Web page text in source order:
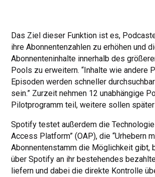
Das Ziel dieser Funktion ist es,
ihre Abonnentenzahlen zu erhöhen und
Abonnenteninhalte innerhalb des
Pools zu erweitern. “Inhalte wie andere
Episoden werden schneller
sein.” Zurzeit nehmen 12 unabhängige
Pilotprogramm teil, weitere sollen
Spotify testet außerdem die Technologie
Access Platform” (OAP), die “Urhebern
Abonnentenstamm die Möglichkeit gibt,
über Spotify an ihr bestehendes
liefern und dabei die direkte Kontrolle